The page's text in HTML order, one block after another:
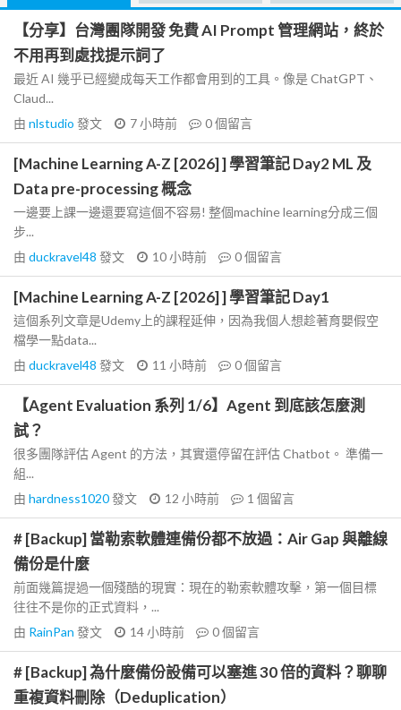
【分享】台灣團隊開發 免費 AI Prompt 管理網站，終於
不用再到處找提示詞了
最近 AI 幾乎已經變成每天工作都會用到的工具。像是 ChatGPT、
Claud...
由 nlstudio 發文 7 小時前 0個留言
[Machine Learning A-Z [2026] ] 學習筆記 Day2 ML 及
Data pre-processing 概念
一邊要上課一邊還要寫這個不容易! 整個machine learning分成三個
步...
由 duckravel48 發文 10 小時前 0個留言
[Machine Learning A-Z [2026] ] 學習筆記 Day1
這個系列文章是Udemy上的課程延伸，因為我個人想趁著育嬰假空
檔學一點data...
由 duckravel48 發文 11 小時前 0個留言
【Agent Evaluation 系列 1/6】Agent 到底該怎麼測
試？
很多團隊評估 Agent 的方法，其實還停留在評估 Chatbot。 準備一
組...
由 hardness1020發文 12 小時前 1 個留言
# [Backup] 當勒索軟體連備份都不放過：Air Gap 與離線
備份是什麼
前面幾篇提過一個殘酷的現實：現在的勒索軟體攻擊，第一個目標
往往不是你的正式資料，...
由 RainPan 發文 14 小時前 0個留言
# [Backup] 為什麼備份設備可以塞進 30 倍的資料？聊聊
重複資料刪除（Deduplication）